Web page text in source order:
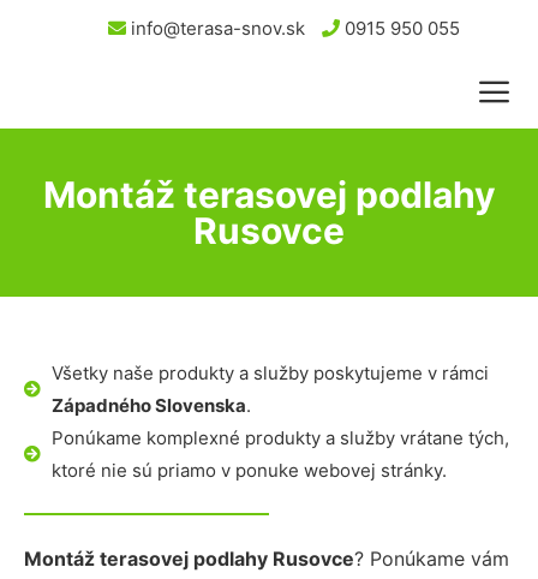
info@terasa-snov.sk 0915 950 055
Montáž terasovej podlahy
Rusovce
Všetky naše produkty a služby poskytujeme v rámci
Západného Slovenska.
Ponúkame komplexné produkty a služby vrátane tých,
ktoré nie sú priamo v ponuke webovej stránky.
Montáž terasovej podlahy Rusovce? Ponúkame vám